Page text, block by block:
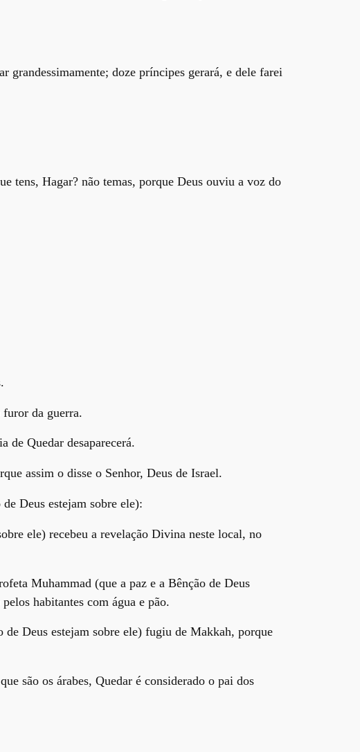
doze príncipes gerará, e dele farei
tens, Hagar? não temas, porque Deus ouviu a voz do
furor da guerra.
de Quedar desaparecerá.
assim o disse o Senhor, Deus de Israel.
Deus estejam sobre ele):
ele) recebeu a revelação Divina neste local, no
Muhammad (que a paz e a Bênção de Deus
habitantes com água e pão.
de Deus estejam sobre ele) fugiu de Makkah, porque
são os árabes, Quedar é considerado o pai dos